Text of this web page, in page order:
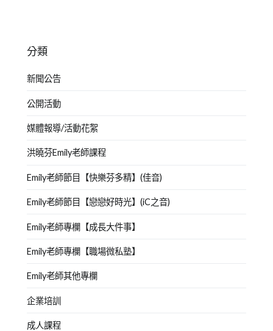
分類
新聞公告
公開活動
媒體報導/活動花絮
洪曉芬Emily老師課程
Emily老師節目【快樂芬多精】(佳音)
Emily老師節目【戀戀好時光】(iC之音)
Emily老師專欄【成長大件事】
Emily老師專欄【職場微私塾】
Emily老師其他專欄
企業培訓
成人課程